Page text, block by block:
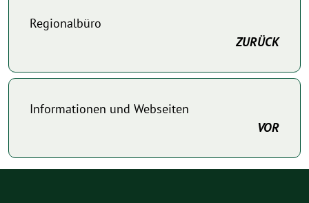
Regionalbüro
ZURÜCK
Informationen und Webseiten
VOR